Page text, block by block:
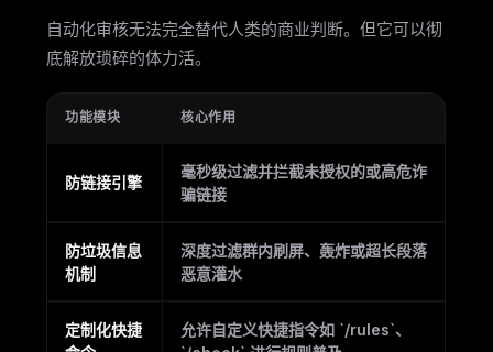
自动化审核无法完全替代人类的商业判断。但它可以彻
底解放琐碎的体力活。
功能模块 核心作用
防链接引擎
毫秒级过滤并拦截未授权的或高危诈
骗链接
防垃圾信息
机制
深度过滤群内刷屏、轰炸或超长段落
恶意灌水
定制化快捷
允许自定义快捷指令如 `/rules`、